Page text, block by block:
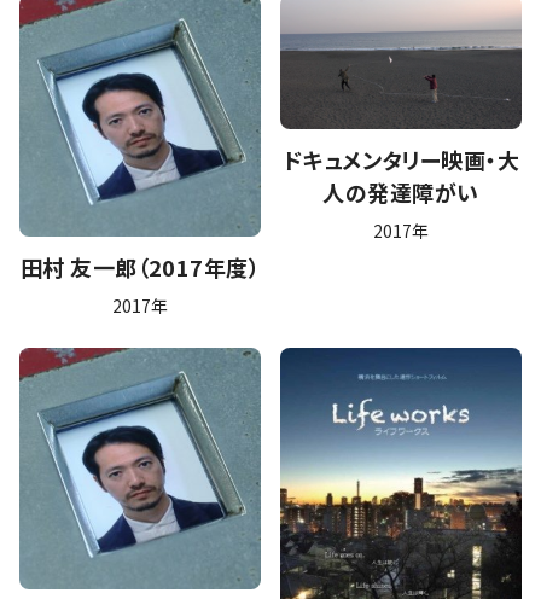
田村 友一郎（2017年度）
2017年
ドキュメンタリー映画・大
人の発達障がい
2017年